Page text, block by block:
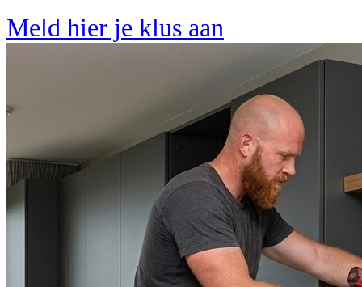
Meld hier je klus aan